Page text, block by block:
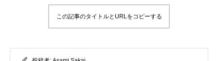
この記事のタイトルとURLをコピーする